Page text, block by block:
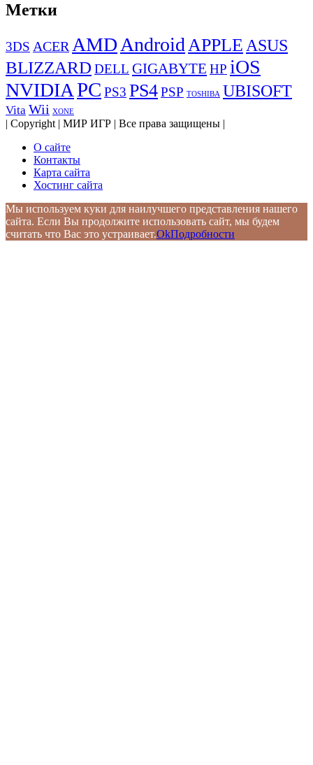
Метки
3DS ACER AMD Android APPLE ASUS
BLIZZARD DELL GIGABYTE HP iOS
NVIDIAPC PS3 PS4PSP TOSHIBA UBISOFT
Vita Wii XONE
| Copyright | МИР ИГР | Все права защищены |
О сайте
Контакты
Карта сайта
Хостинг сайта
Мы используем куки для наилучшего представления нашего
сайта. Если Вы продолжите использовать сайт, мы будем
считать что Вас это устраивает.OkПодробности